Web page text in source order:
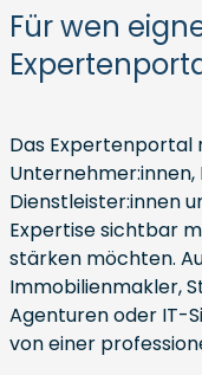
Für wen
Das Expertenportal
Unternehmer:innen,
Dienstleister:innen
Expertise sichtbar
stärken möchten.
Immobilienmakler,
Agenturen oder IT-
von einer